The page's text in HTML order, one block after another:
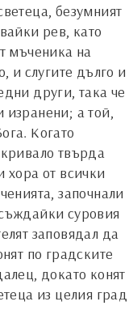
безумният
рев, като
мъченика на
и слугите дълго и
други, така че
а той,
Когато
твърда
хора от всички
започнали
суровия
заповядал да
по градските
докато конят
из целия град